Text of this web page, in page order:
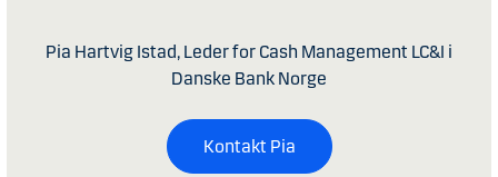
Pia Hartvig Istad, Leder for Cash Management LC&I i
Danske Bank Norge
Kontakt Pia